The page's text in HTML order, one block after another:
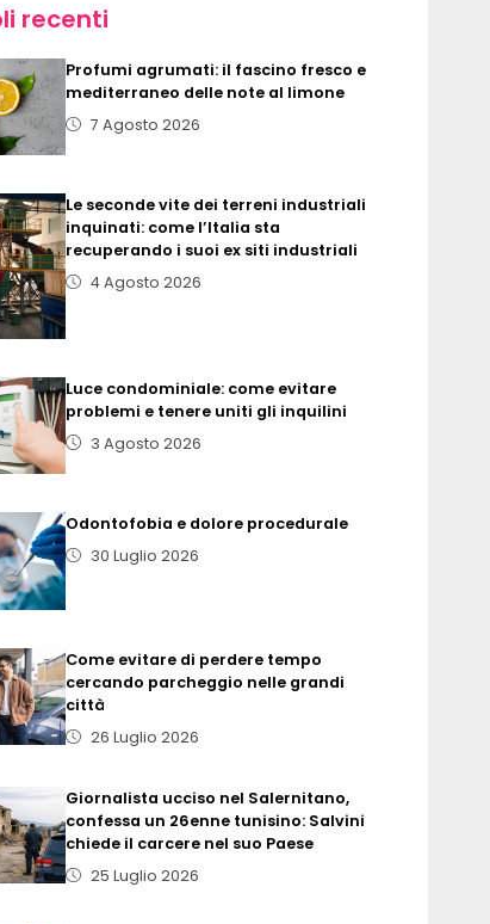
recenti
Profumi agrumati: il fascino fresco e
mediterraneo delle note al limone
7 Agosto 2026
Le seconde vite dei terreni industriali
inquinati: come l’Italia sta
recuperando i suoi ex siti industriali
4 Agosto 2026
Luce condominiale: come evitare
problemi e tenere uniti gli inquilini
3 Agosto 2026
Odontofobia e dolore procedurale
30 Luglio 2026
Come evitare di perdere tempo
cercando parcheggio nelle grandi
città
26 Luglio 2026
Giornalista ucciso nel Salernitano,
confessa un 26enne tunisino: Salvini
chiede il carcere nel suo Paese
25 Luglio 2026